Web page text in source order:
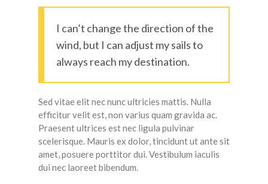
I can’t change the direction of the
wind, but I can adjust my sails to
always reach my destination.
Sed vitae elit nec nunc ultricies mattis. Nulla
efficitur velit est, non varius quam gravida ac.
Praesent ultrices est nec ligula pulvinar
scelerisque. Mauris ex dolor, tincidunt ut ante sit
amet, posuere porttitor dui. Vestibulum iaculis
dui nec laoreet bibendum.